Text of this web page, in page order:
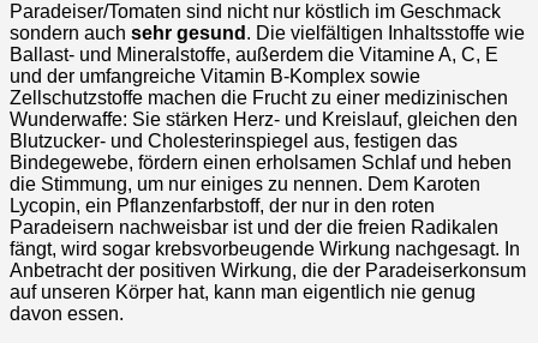
Paradeiser/Tomaten sind nicht nur köstlich im Geschmack
sondern auch sehr gesund . Die vielfältigen Inhaltsstoffe wie
Ballast- und Mineralstoffe, außerdem die Vitamine A, C, E
und der umfangreiche Vitamin B-Komplex sowie
Zellschutzstoffe machen die Frucht zu einer medizinischen
Wunderwaffe: Sie stärken Herz- und Kreislauf, gleichen den
Blutzucker- und Cholesterinspiegel aus, festigen das
Bindegewebe, fördern einen erholsamen Schlaf und heben
die Stimmung, um nur einiges zu nennen. Dem Karoten
Lycopin, ein Pflanzenfarbstoff, der nur in den roten
Paradeisern nachweisbar ist und der die freien Radikalen
fängt, wird sogar krebsvorbeugende Wirkung nachgesagt. In
Anbetracht der positiven Wirkung, die der Paradeiserkonsum
auf unseren Körper hat, kann man eigentlich nie genug
davon essen.